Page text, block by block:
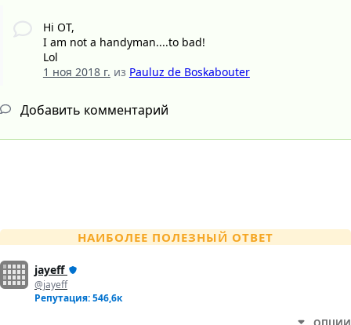
Hi OT,
I am not a handyman....to bad!
Lol
1 ноя 2018 г. из Pauluz de Boskabouter
Добавить комментарий
НАИБОЛЕЕ ПОЛЕЗНЫЙ ОТВЕТ
jayeff
@jayeff
Репутация: 546,6к